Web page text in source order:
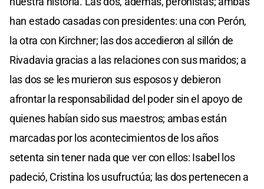
han estado casadas con presidentes: una con Perón,
la otra con Kirchner; las dos accedieron al sillón de
Rivadavia gracias a las relaciones con sus maridos; a
las dos se les murieron sus esposos y debieron
afrontar la responsabilidad del poder sin el apoyo de
quienes habían sido sus maestros; ambas están
marcadas por los acontecimientos de los años
setenta sin tener nada que ver con ellos: Isabel los
padeció, Cristina los usufructúa; las dos pertenecen a